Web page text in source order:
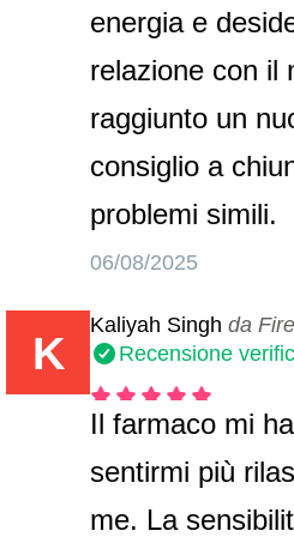
energia e
relazione con il
raggiunto un
consiglio a
problemi simili.
06/08/2025
K
Kaliyah Singh da
Recensione
Il farmaco mi
sentirmi più
me. La